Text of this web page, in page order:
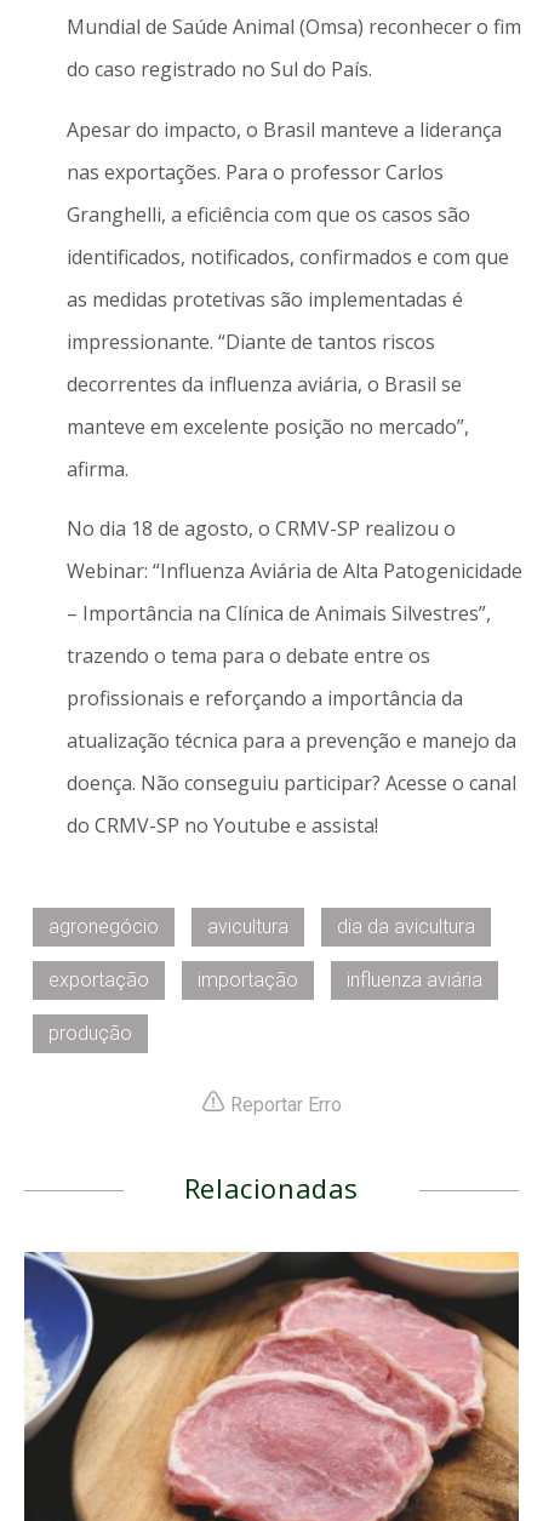
Mundial de Saúde Animal (Omsa) reconhecer o fim
do caso registrado no Sul do País.
Apesar do impacto, o Brasil manteve a liderança
nas exportações. Para o professor Carlos
Granghelli, a eficiência com que os casos são
identificados, notificados, confirmados e com que
as medidas protetivas são implementadas é
impressionante. “Diante de tantos riscos
decorrentes da influenza aviária, o Brasil se
manteve em excelente posição no mercado”,
afirma.
No dia 18 de agosto, o CRMV-SP realizou o
Webinar: “Influenza Aviária de Alta Patogenicidade
– Importância na Clínica de Animais Silvestres”,
trazendo o tema para o debate entre os
profissionais e reforçando a importância da
atualização técnica para a prevenção e manejo da
doença. Não conseguiu participar? Acesse o canal
do CRMV-SP no Youtube e assista!
agronegócio avicultura dia da avicultura
exportação importação influenza aviária
produção
Reportar Erro
Relacionadas